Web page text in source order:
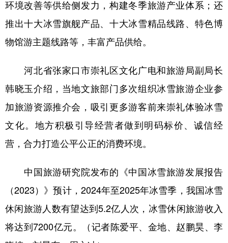
环境改善等供给侧发力，构建冬季旅游产业体系；还
推出十大冰雪旗舰产品、十大冰雪精品线路、特色博
物馆游主题线路等，丰富产品供给。
河北省张家口市崇礼区文化广电和旅游局副局长
韩晓玉介绍，当地文旅部门多次组织冰雪旅游企业参
加旅游资源推介会，吸引更多游客前来崇礼体验冰雪
文化。地方积极引导经营者做到明码标价、诚信经
营，合力打造公平公正的消费环境。
中国旅游研究院发布的《中国冰雪旅游发展报告
（2023）》预计，2024年至2025年冰雪季，我国冰雪
休闲旅游人数有望达到5.2亿人次，冰雪休闲旅游收入
将达到7200亿元。（记者陈爱平、金地、赵鹏昊、李